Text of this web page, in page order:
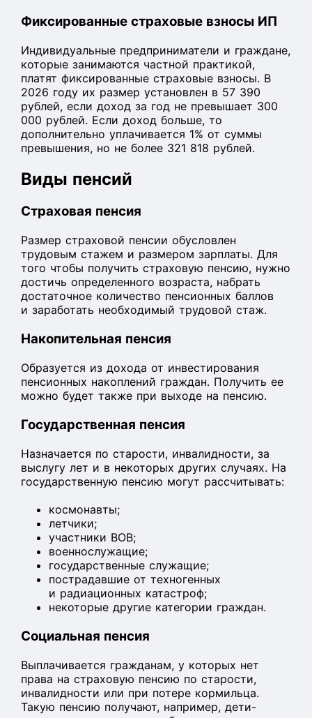
Фиксированные страховые взносы ИП
Индивидуальные предприниматели и граждане,
которые занимаются частной практикой,
платят фиксированные страховые взносы. В
2026 году их размер установлен в 57 390
рублей, если доход за год не превышает 300
000 рублей. Если доход больше, то
дополнительно уплачивается 1% от суммы
превышения, но не более 321 818 рублей.
Виды пенсий
Страховая пенсия
Размер страховой пенсии обусловлен
трудовым стажем и размером зарплаты. Для
того чтобы получить страховую пенсию, нужно
достичь определенного возраста, набрать
достаточное количество пенсионных баллов
и заработать необходимый трудовой стаж.
Накопительная пенсия
Образуется из дохода от инвестирования
пенсионных накоплений граждан. Получить ее
можно будет также при выходе на пенсию.
Государственная пенсия
Назначается по старости, инвалидности, за
выслугу лет и в некоторых других случаях. На
государственную пенсию могут рассчитывать:
космонавты;
летчики;
участники ВОВ;
военнослужащие;
государственные служащие;
пострадавшие от техногенных
и радиационных катастроф;
некоторые другие категории граждан.
Социальная пенсия
Выплачивается гражданам, у которых нет
права на страховую пенсию по старости,
инвалидности или при потере кормильца.
Такую пенсию получают, например, дети-